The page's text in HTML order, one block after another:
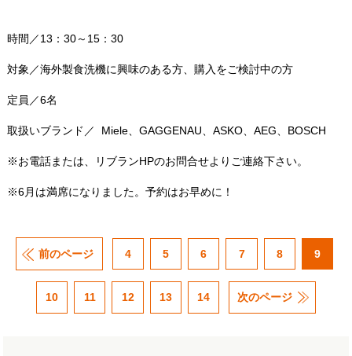
時間／13：30～15：30
対象／海外製食洗機に興味のある方、購入をご検討中の方
定員／6名
取扱いブランド／ Miele、GAGGENAU、ASKO、AEG、BOSCH
※お電話または、リブランHPのお問合せよりご連絡下さい。
※6月は満席になりました。予約はお早めに！
前のページ 4 5 6 7 8 9
10 11 12 13 14 次のページ